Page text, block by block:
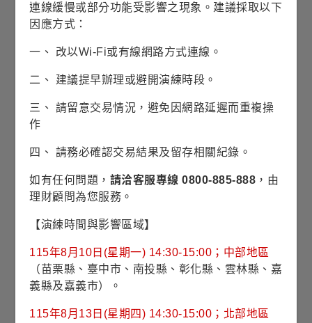
展開銷售機構
土地銀行 彰化銀行 高雄銀行
王道銀行 新光銀行 聯邦銀行
玉山銀行 中租投顧
基富通證券 群益金鼎證券
台新證券 兆豐證券 國泰證券
凱基證券 富邦證券
法國巴黎銀行
連線緩慢或部分功能受影響之現象。建議採取以下
因應方式：
一、 改以Wi-Fi或有線網路方式連線。
二、 建議提早辦理或避開演練時段。
三、 請留意交易情況，避免因網路延遲而重複操
作
四、 請務必確認交易結果及留存相關紀錄。
如有任何問題， 請洽客服專線 0800-885-888 ，由
理財顧問為您服務。
【演練時間與影響區域】
115年8月10日(星期一) 14:30-15:00；中部地區
（苗栗縣、臺中市、南投縣、彰化縣、雲林縣、嘉
義縣及嘉義市）。
115年8月13日(星期四) 14:30-15:00；北部地區